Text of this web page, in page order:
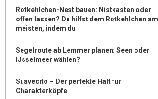
Rotkehlchen-Nest bauen: Nistkasten oder
offen lassen? Du hilfst dem Rotkehlchen am
meisten, indem du
Segelroute ab Lemmer planen: Seen oder
IJsselmeer wählen?
Suavecito – Der perfekte Halt für
Charakterköpfe